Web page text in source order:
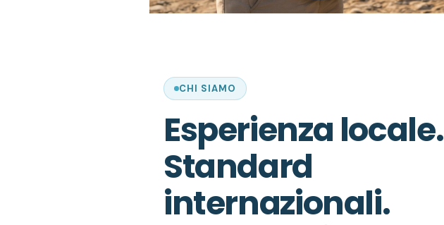
CHI SIAMO
Esperienza locale.
Standard
internazionali.